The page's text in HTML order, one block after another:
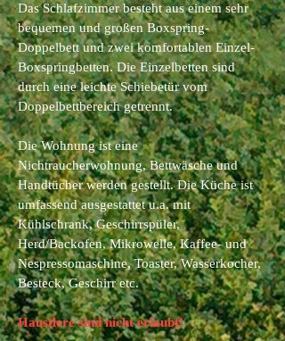
Das Schlafzimmer besteht aus einem sehr
bequemen und großen Boxspring-
Doppelbett und zwei komfortablen Einzel-
Boxspringbetten. Die Einzelbetten sind
durch eine leichte Schiebetür vom
Doppelbettbereich getrennt.
Die Wohnung ist eine
Nichtraucherwohnung, Bettwäsche und
Handtücher werden gestellt. Die Küche ist
umfassend ausgestattet u.a. mit
Kühlschrank, Geschirrspüler,
Herd/Backofen, Mikrowelle, Kaffee- und
Nespressomaschine, Toaster, Wasserkocher,
Besteck, Geschirr etc.
Haustiere sind nicht erlaubt!